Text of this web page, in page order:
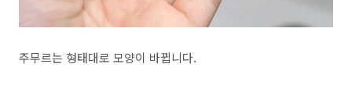
주무르는 형태대로 모양이 바뀝니다.